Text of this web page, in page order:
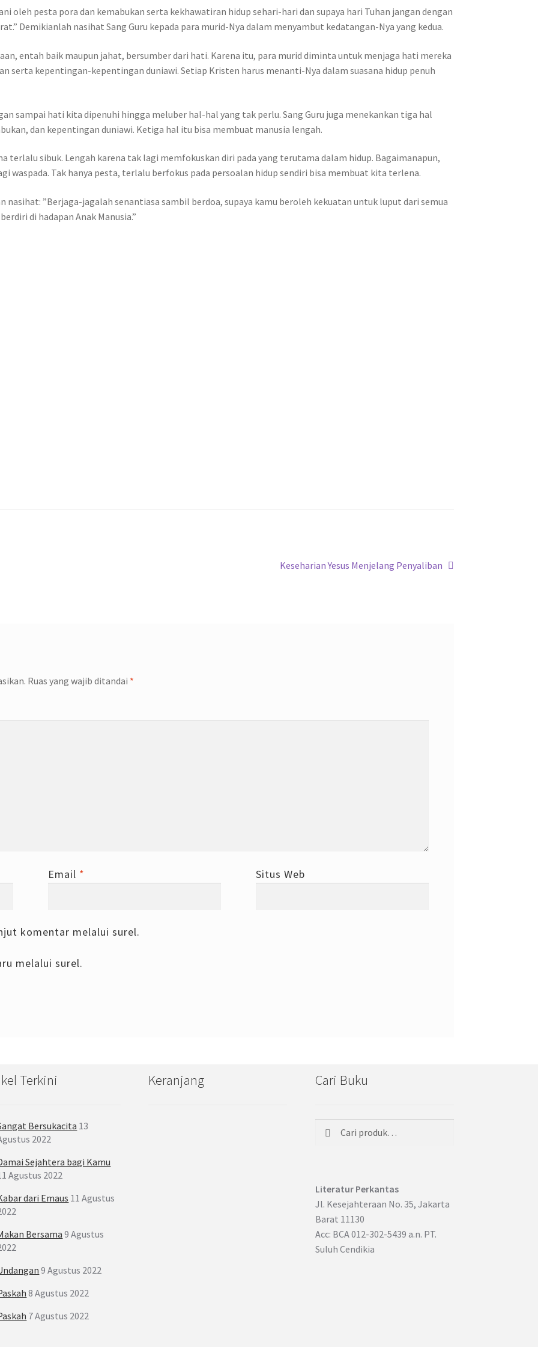
oleh pesta pora dan kemabukan serta kekhawatiran hidup sehari-hari dan supaya hari Tuhan jangan dengan
Demikianlah nasihat Sang Guru kepada para murid-Nya dalam menyambut kedatangan-Nya yang kedua.
entah baik maupun jahat, bersumber dari hati. Karena itu, para murid diminta untuk menjaga hati mereka
serta kepentingan-kepentingan duniawi. Setiap Kristen harus menanti-Nya dalam suasana hidup penuh
sampai hati kita dipenuhi hingga meluber hal-hal yang tak perlu. Sang Guru juga menekankan tiga hal
dan kepentingan duniawi. Ketiga hal itu bisa membuat manusia lengah.
terlalu sibuk. Lengah karena tak lagi memfokuskan diri pada yang terutama dalam hidup. Bagaimanapun,
waspada. Tak hanya pesta, terlalu berfokus pada persoalan hidup sendiri bisa membuat kita terlena.
nasihat: ”Berjaga-jagalah senantiasa sambil berdoa, supaya kamu beroleh kekuatan untuk luput dari semua
di hadapan Anak Manusia.”
Next
Keseharian Yesus Menjelang Penyaliban
Ruas yang wajib ditandai *
Email * Situs Web
komentar melalui surel.
melalui surel.
Terkini
Bersukacita 13
2022
Sejahtera bagi Kamu
Agustus 2022
dari Emaus 11 Agustus
Bersama 9 Agustus
9 Agustus 2022
8 Agustus 2022
7 Agustus 2022
Keranjang Cari Buku
Pencarian
Literatur Perkantas
Jl. Kesejahteraan No. 35, Jakarta
Barat 11130
Acc: BCA 012-302-5439 a.n. PT.
Suluh Cendikia